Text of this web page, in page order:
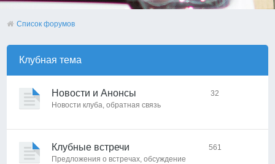
Список форумов
Клубная тема
Новости и Анонсы
Новости клуба, обратная связь
32
Клубные встречи
Предложения о встречах, обсуждение
561